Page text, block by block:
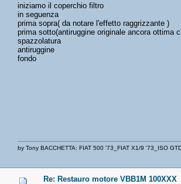
iniziamo il coperchio filtro
in seguenza
prima sopra( da notare l'effetto raggrizzante )
prima sotto(antiruggine originale ancora ottima
spazzolatura
antiruggine
fondo
by Tony BACCHETTA: FIAT 500 '73_FIAT X1/9 '73_ISO
Re: Restauro motore VBB1M 100XXX